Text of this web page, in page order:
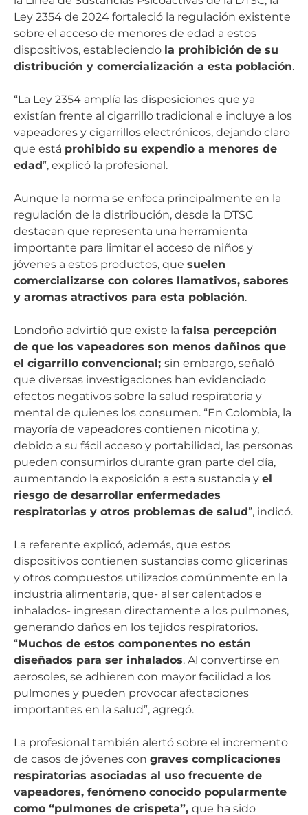
Ley 2354 de 2024 fortaleció la regulación existente
sobre el acceso de menores de edad a estos
dispositivos, estableciendo la prohibición de su
distribución y comercialización a esta población.
“La Ley 2354 amplía las disposiciones que ya
existían frente al cigarrillo tradicional e incluye a los
vapeadores y cigarrillos electrónicos, dejando claro
que está prohibido su expendio a menores de
edad”, explicó la profesional.
Aunque la norma se enfoca principalmente en la
regulación de la distribución, desde la DTSC
destacan que representa una herramienta
importante para limitar el acceso de niños y
jóvenes a estos productos, que suelen
comercializarse con colores llamativos, sabores
y aromas atractivos para esta población.
Londoño advirtió que existe la falsa percepción
de que los vapeadores son menos dañinos que
el cigarrillo convencional; sin embargo, señaló
que diversas investigaciones han evidenciado
efectos negativos sobre la salud respiratoria y
mental de quienes los consumen. “En Colombia, la
mayoría de vapeadores contienen nicotina y,
debido a su fácil acceso y portabilidad, las personas
pueden consumirlos durante gran parte del día,
aumentando la exposición a esta sustancia y el
riesgo de desarrollar enfermedades
respiratorias y otros problemas de salud”, indicó.
La referente explicó, además, que estos
dispositivos contienen sustancias como glicerinas
y otros compuestos utilizados comúnmente en la
industria alimentaria, que- al ser calentados e
inhalados- ingresan directamente a los pulmones,
generando daños en los tejidos respiratorios.
“Muchos de estos componentes no están
diseñados para ser inhalados. Al convertirse en
aerosoles, se adhieren con mayor facilidad a los
pulmones y pueden provocar afectaciones
importantes en la salud”, agregó.
La profesional también alertó sobre el incremento
de casos de jóvenes con graves complicaciones
respiratorias asociadas al uso frecuente de
vapeadores, fenómeno conocido popularmente
como “pulmones de crispeta”, que ha sido